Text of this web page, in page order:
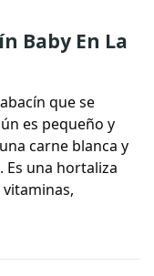
Baby En La
que se
es pequeño y
carne blanca y
Es una hortaliza